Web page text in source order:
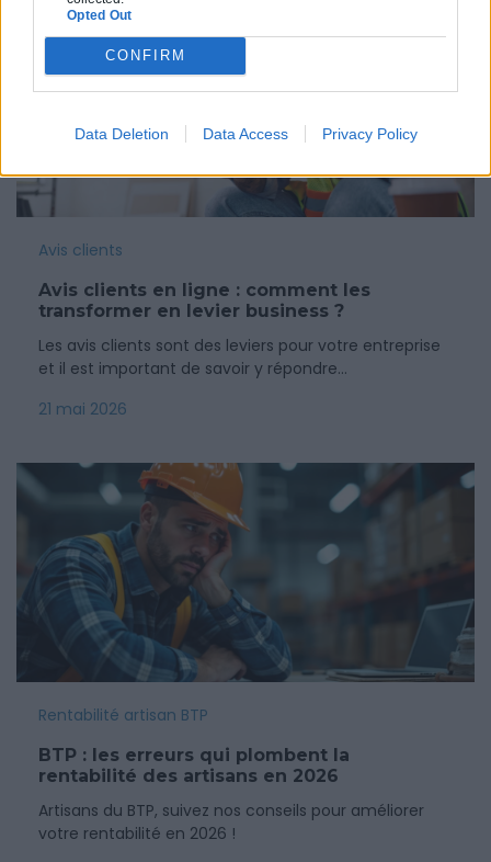
Opted Out
CONFIRM
Data Deletion Data Access Privacy Policy
Avis clients
Avis clients en ligne : comment les
transformer en levier business ?
Les avis clients sont des leviers pour votre entreprise
et il est important de savoir y répondre…
21 mai 2026
Rentabilité artisan BTP
BTP : les erreurs qui plombent la
rentabilité des artisans en 2026
Artisans du BTP, suivez nos conseils pour améliorer
votre rentabilité en 2026 !